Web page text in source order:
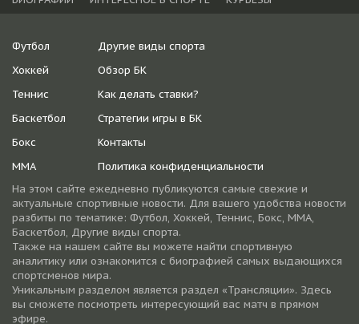
Футбол
Хоккей
Теннис
Баскетбол
Бокс
ММА
Другие виды спорта
Обзор БК
Как делать ставки?
Стратегии игры в БК
Контакты
Политика конфиденциальности
На этом сайте ежедневно публикуются самые свежие и
актуальные спортивные новости. Для вашего удобства новости
разбиты по тематике: Футбол, Хоккей, Теннис, Бокс, ММА,
Баскетбол, Другие виды спорта.
Также на нашем сайте вы можете найти спортивную
аналитику или ознакомится с биографией самых выдающихся
спортсменов мира.
Уникальным разделом является раздел «Трансляции». Здесь
вы сможете посмотреть интересующий вас матч в прямом
эфире.